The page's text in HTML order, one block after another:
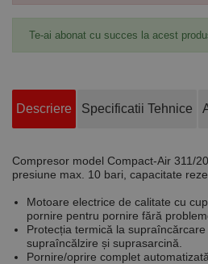
Te-ai abonat cu succes la acest
Descriere Specificatii Tehnice
Compresor model Compact-Air 311/
presiune max. 10 bari, capacitate
Motoare electrice de calitate cu
pornire pentru pornire fără
Protecția termică la
supraîncălzire și suprasarcină.
Pornire/oprire complet automatizată.